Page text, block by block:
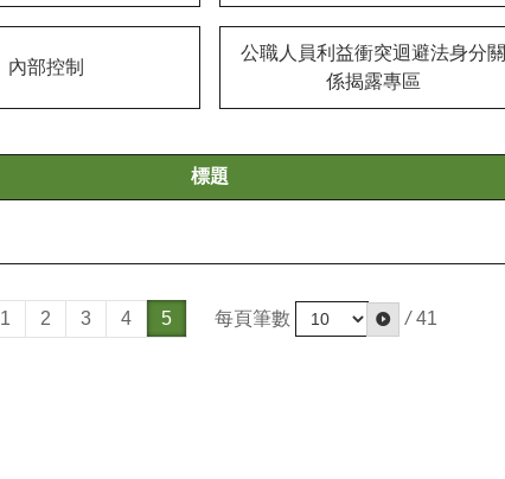
內部控制
公職人員利益衝突迴避法身分關
係揭露專區
標題
1 2 3 4 5 每頁筆數 / 41